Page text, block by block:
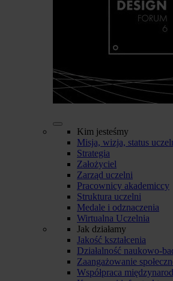
Kim jesteśmy
Misja, wizja, status
Strategia
Założyciel
Zarząd uczelni
Pracownicy akademiccy
Struktura uczelni
Medale i odznaczenia
Wirtualna Uczelnia
Jak działamy
Jakość kształcenia
Działalność naukowo-
Zaangażowanie
Współpraca